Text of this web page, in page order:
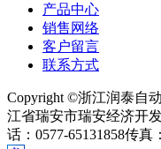
产品中心
销售网络
客户留言
联系方式
Copyright ©浙江润泰自
江省瑞安市瑞安经济开
话：0577-65131858传真